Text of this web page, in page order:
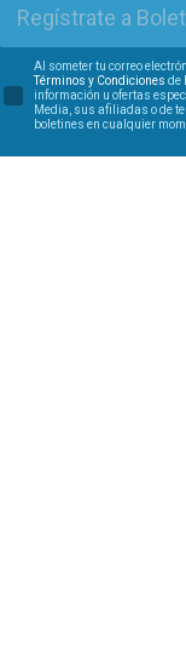
Regístrate a
Al someter tu correo
Términos y Condiciones de
información u ofertas
Media, sus afiliadas o de
boletines en cualquier